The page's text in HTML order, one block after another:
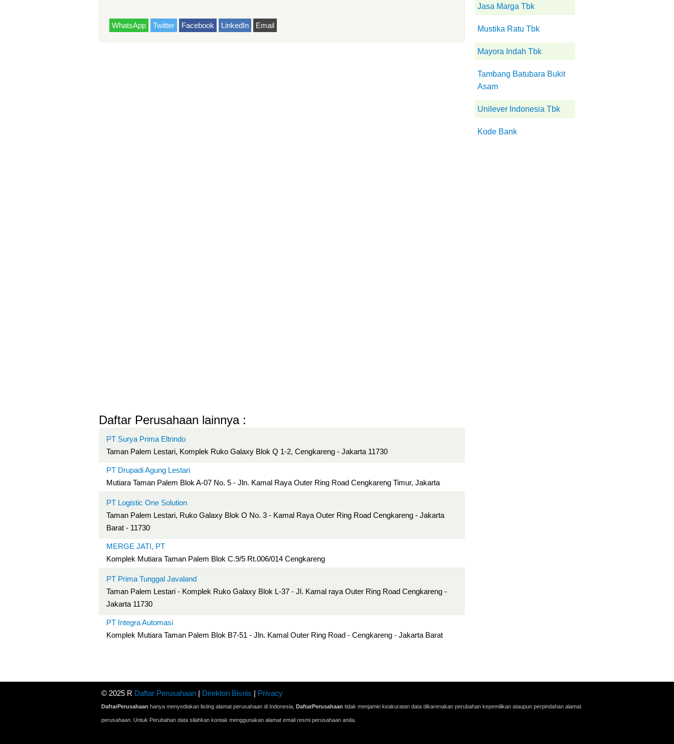
WhatsApp Twitter Facebook LinkedIn Email
Daftar Perusahaan lainnya :
PT Surya Prima Eltrindo
Taman Palem Lestari, Komplek Ruko Galaxy Blok Q 1-2, Cengkareng - Jakarta 11730
PT Drupadi Agung Lestari
Mutiara Taman Palem Blok A-07 No. 5 - Jln. Kamal Raya Outer Ring Road Cengkareng Timur, Jakarta
PT Logistic One Solution
Taman Palem Lestari, Ruko Galaxy Blok O No. 3 - Kamal Raya Outer Ring Road Cengkareng - Jakarta
Barat - 11730
MERGE JATI, PT
Komplek Mutiara Taman Palem Blok C.9/5 Rt.006/014 Cengkareng
PT Prima Tunggal Javaland
Taman Palem Lestari - Komplek Ruko Galaxy Blok L-37 - Jl. Kamal raya Outer Ring Road Cengkareng -
Jakarta 11730
PT Integra Automasi
Komplek Mutiara Taman Palem Blok B7-51 - Jln. Kamal Outer Ring Road - Cengkareng - Jakarta Barat
Jasa Marga Tbk
Mustika Ratu Tbk
Mayora Indah Tbk
Tambang Batubara Bukit
Asam
Unilever Indonesia Tbk
Kode Bank
© 2025 R Daftar Perusahaan | Direktori Bisnis | Privacy
DaftarPerusahaan hanya menyediakan listing alamat perusahaan di Indonesia, DaftarPerusahaan tidak menjamin keakuratan data dikarenakan perubahan kepemilikan ataupun perpindahan alamat
perusahaan. Untuk Perubahan data silahkan kontak menggunakan alamat email resmi perusahaan anda.